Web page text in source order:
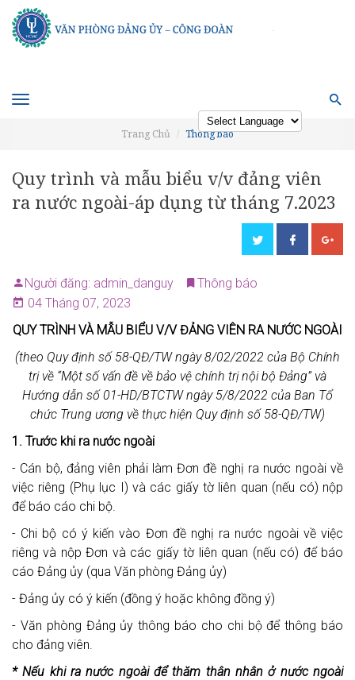
Powered by
Toggle
Trang Chủ Thông báo
Quy trình và mẫu biểu v/v đảng viên
ra nước ngoài-áp dụng từ tháng 7.2023
Người đăng: admin_danguy
Thông báo
04 Tháng 07, 2023
QUY TRÌNH VÀ MẪU BIỂU V/V ĐẢNG VIÊN RA NƯỚC NGOÀI
(theo Quy định số 58-QĐ/TW ngày 8/02/2022 của Bộ Chính
trị về “Một số vấn đề về bảo vệ chính trị nội bộ Đảng” và
Hướng dẫn số 01-HD/BTCTW ngày 5/8/2022 của Ban Tổ
chức Trung ương về thực hiện Quy định số 58-QĐ/TW)
1. Trước khi ra nước ngoài
- Cán bộ, đảng viên phải làm Đơn đề nghị ra nước ngoài về
việc riêng (Phụ lục I) và các giấy tờ liên quan (nếu có) nộp
để báo cáo chi bộ.
- Chi bộ có ý kiến vào Đơn đề nghị ra nước ngoài về việc
riêng và nộp Đơn và các giấy tờ liên quan (nếu có) để báo
cáo Đảng ủy (qua Văn phòng Đảng ủy)
- Đảng ủy có ý kiến (đồng ý hoặc không đồng ý)
- Văn phòng Đảng ủy thông báo cho chi bộ để thông báo
cho đảng viên.
* Nếu khi ra nước ngoài để thăm thân nhân ở nước ngoài